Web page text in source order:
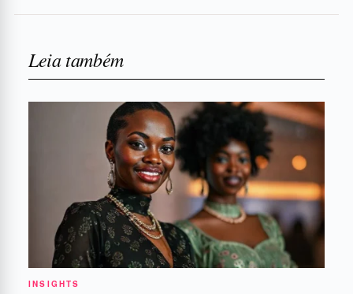
Leia também
INSIGHTS